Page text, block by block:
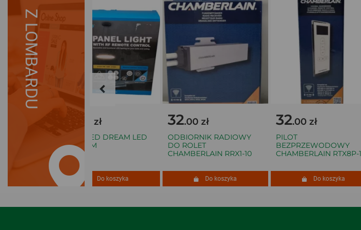
Z LOMBARDU
.00 zł
PANEL LED DREAM LED
RF 22,5CM
Do koszyka
32.00 zł
ODBIORNIK RADIOWY
DO ROLET
CHAMBERLAIN RRX1-10
Do koszyka
32.00 zł
PILOT
BEZPRZEWODOWY
CHAMBERLAIN RTX8P-10
Do koszyka